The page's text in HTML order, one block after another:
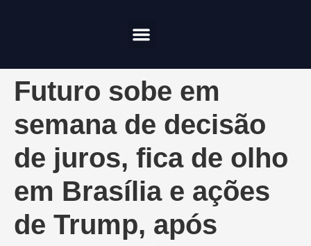
Futuro sobe em
semana de decisão
de juros, fica de olho
em Brasília e ações
de Trump, após